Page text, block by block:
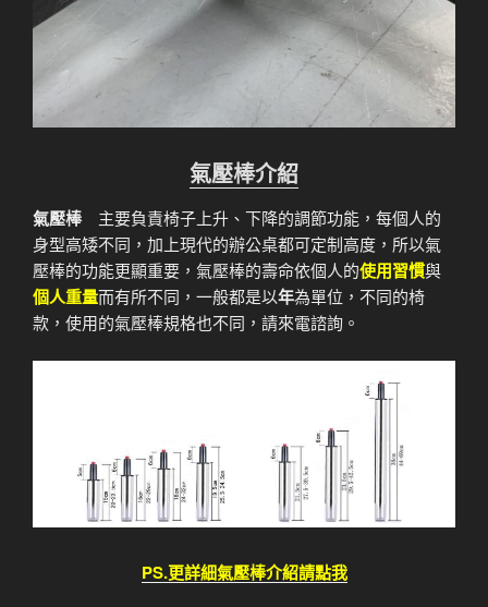
氣壓棒介紹
氣壓棒主要負責椅子上升、下降的調節功能，每個人的
身型高矮不同，加上現代的辦公桌都可定制高度，所以氣
壓棒的功能更顯重要，氣壓棒的壽命依個人的使用習慣與
個人重量而有所不同，一般都是以年為單位，不同的椅
款，使用的氣壓棒規格也不同，請來電諮詢。
PS.更詳細氣壓棒介紹請點我